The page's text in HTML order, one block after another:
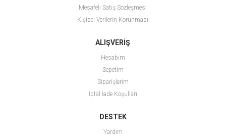
Mesafeli Satış Sözleşmesi
Kişisel Verilerin Korunması
ALIŞVERİŞ
Hesabım
Sepetim
Siparişlerim
İptal İade Koşulları
DESTEK
Yardım